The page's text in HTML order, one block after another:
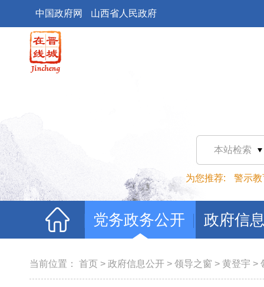
中国政府网 山西省人民政府
本站检索
为您推荐: 警示教
党务政务公开 政府信
当前位置： 首页 > 政府信息公开 > 领导之窗 > 黄登宇 >